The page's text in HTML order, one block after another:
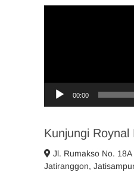
00:00
Kunjungi Roynal
Jl. Rumakso No.
Jatiranggon,